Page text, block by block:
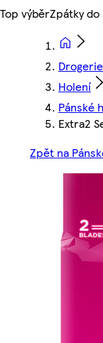
Top výběrZpátky do
Drogerie
Holení
Pánské
Extra2
Zpět na